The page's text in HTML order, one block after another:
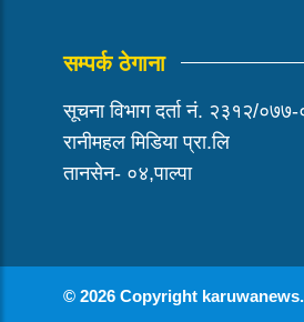
सम्पर्क ठेगाना
सूचना विभाग दर्ता नं. २३१२/
रानीमहल मिडिया प्रा.लि
तानसेन- ०४,पाल्पा
© 2026 Copyright